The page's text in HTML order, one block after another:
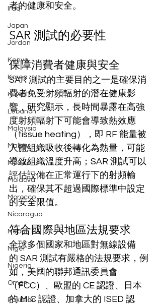
Iraq
Japan
Jordan
Kenya
Korea
Kuwait
Lebanon
Malaysia
Malawi
Mexico
Moldova
Morocco
Nicaragua
Nepal
Niger
Nigeria
Oman
Pakistan
者的健康和安全。
SAR 測試的必要性
保障消費者健康與安全
SAR 測試的主要目的之一是確保消
費者免受射頻輻射的潛在健康影
響，研究顯示，長時間暴露在高強
度射頻輻射下可能會導致熱效應
（tissue heating），即 RF 能量被
人體組織吸收後轉化為熱量，可能
導致組織溫度升高；SAR 測試可以
評估設備在正常運行下的射頻輸
出，確保其不超過國際標準中設定
的安全限值。
符合國際與地區法規要求
全球多個國家和地區對無線設備
的 SAR 測試有嚴格的法規要求，例
如，美國的聯邦通訊委員會
（FCC）、歐盟的 CE 認證、日本
的 MIC 認證、加拿大的 ISED 認